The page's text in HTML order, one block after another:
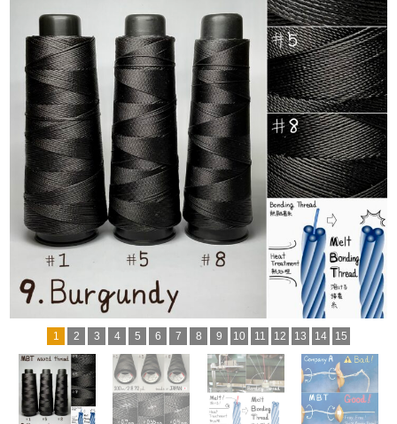
1 2 3 4 5 6 7 8 9 10 11 12 13 14 15